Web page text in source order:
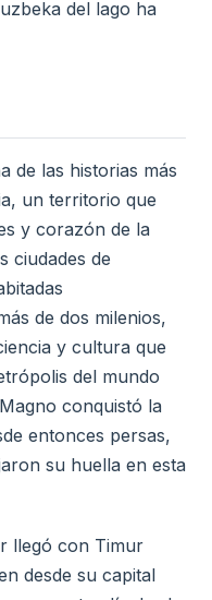
del lago ha
de las historias más
un territorio que
y corazón de la
ciudades de
de dos milenios,
y cultura que
del mundo
conquistó la
entonces persas,
su huella en esta
llegó con Timur
desde su capital